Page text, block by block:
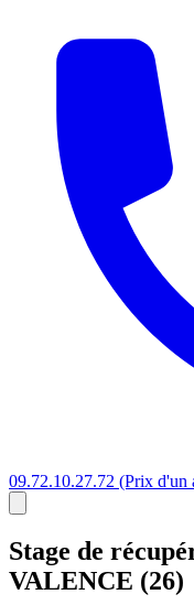
09.72.10.27.72 (Prix d'un
Stage de
VALENCE (26)